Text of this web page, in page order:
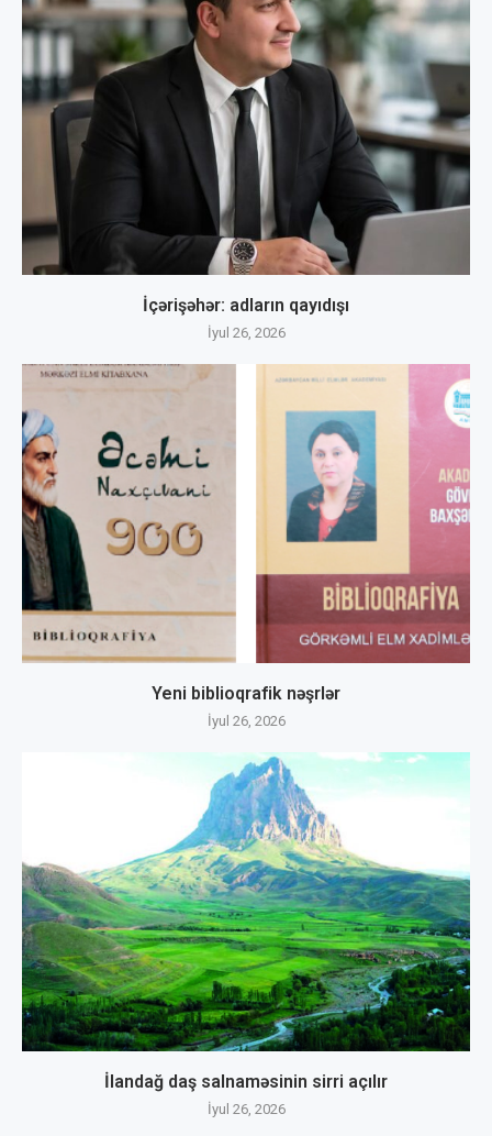
İçərişəhər: adların qayıdışı
İyul 26, 2026
Yeni biblioqrafik nəşrlər
İyul 26, 2026
İlandağ daş salnaməsinin sirri açılır
İyul 26, 2026